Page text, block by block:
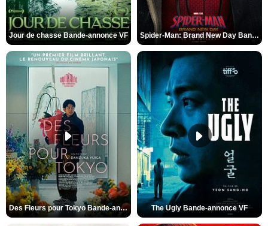
Jour de chasse Bande-annonce VF Spider-Man: Brand New Day Bande-annonce (3) VO STFR
Des Fleurs pour Tokyo Bande-annonce VO STFR The Ugly Bande-annonce VF